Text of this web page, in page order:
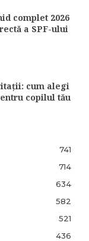
complet 2026
a SPF-ului
cum alegi
copilul tău
741
714
634
582
521
436